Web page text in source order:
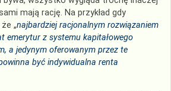
mają rację. Na przykład gdy
że „najbardziej racjonalnym rozwiązaniem
emerytur z systemu kapitałowego
a jedynym oferowanym przez te
być indywidualna renta